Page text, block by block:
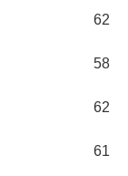
62
58
62
61